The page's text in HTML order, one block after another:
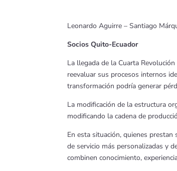
Leonardo Aguirre – Santiago
Socios Quito-Ecuador
La llegada de la Cuarta
reevaluar sus procesos internos
transformación podría generar
La modificación de la estructura
modificando la cadena de
En esta situación, quienes
de servicio más personalizadas y
combinen conocimiento,